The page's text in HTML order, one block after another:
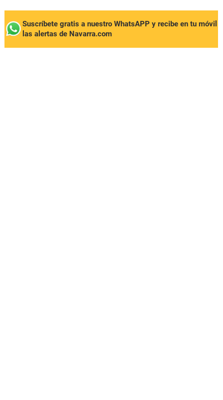
Suscríbete gratis a nuestro WhatsAPP y recibe en tu móvil
las alertas de Navarra.com